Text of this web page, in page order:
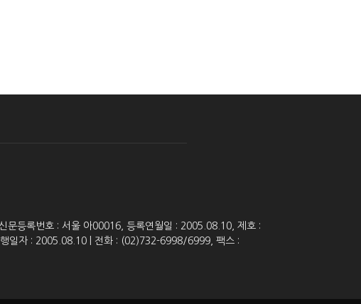
문등록번호 : 서울 아00016, 등록연월일 : 2005.08.10, 제호 :
행일자 : 2005.08.10 | 전화 : (02)732-6998/6999, 팩스 :